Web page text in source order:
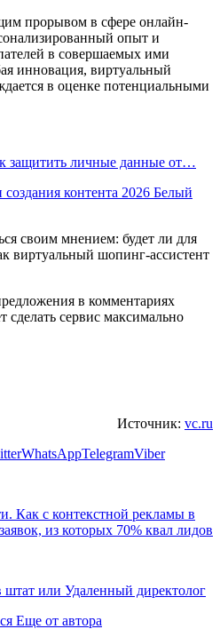
прорывом в сфере онлайн-
опыт и
в совершаемых ими
инновация, виртуальный
в оценке потенциальными
защитить личные данные от…
контента 2026 Белый
своим мнением: будет ли для
виртуальный шопинг-ассистент
в комментариях
сервис максимально
Источник: vc.ru
WhatsAppTelegramViber
Как с контекстной рекламы в
из которых 70% квал лидов
штат или Удаленный директолог
Еще от автора